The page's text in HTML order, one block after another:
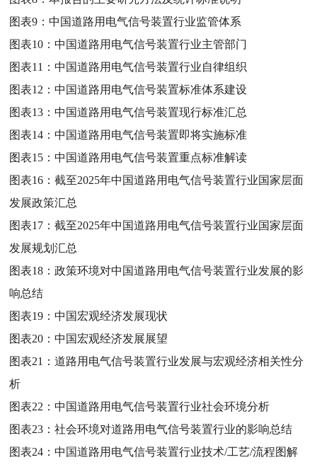
图表9：中国道路用电气信号装置行业监管体系
图表10：中国道路用电气信号装置行业主管部门
图表11：中国道路用电气信号装置行业自律组织
图表12：中国道路用电气信号装置标准体系建设
图表13：中国道路用电气信号装置现行标准汇总
图表14：中国道路用电气信号装置即将实施标准
图表15：中国道路用电气信号装置重点标准解读
图表16：截至2025年中国道路用电气信号装置行业国家层面
发展政策汇总
图表17：截至2025年中国道路用电气信号装置行业国家层面
发展规划汇总
图表18：政策环境对中国道路用电气信号装置行业发展的影
响总结
图表19：中国宏观经济发展现状
图表20：中国宏观经济发展展望
图表21：道路用电气信号装置行业发展与宏观经济相关性分
析
图表22：中国道路用电气信号装置行业社会环境分析
图表23：社会环境对道路用电气信号装置行业的影响总结
图表24：中国道路用电气信号装置行业技术/工艺/流程图解